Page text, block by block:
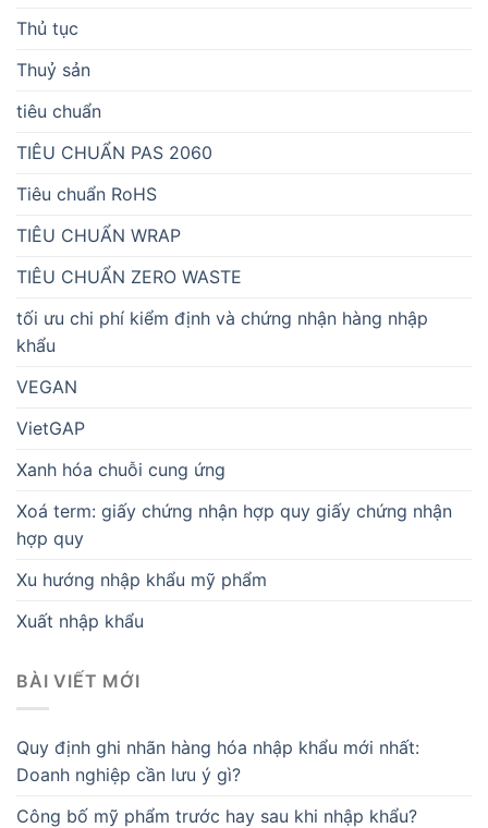
Thủ tục
Thuỷ sản
tiêu chuẩn
TIÊU CHUẨN PAS 2060
Tiêu chuẩn RoHS
TIÊU CHUẨN WRAP
TIÊU CHUẨN ZERO WASTE
tối ưu chi phí kiểm định và chứng nhận hàng nhập
khẩu
VEGAN
VietGAP
Xanh hóa chuỗi cung ứng
Xoá term: giấy chứng nhận hợp quy giấy chứng nhận
hợp quy
Xu hướng nhập khẩu mỹ phẩm
Xuất nhập khẩu
BÀI VIẾT MỚI
Quy định ghi nhãn hàng hóa nhập khẩu mới nhất:
Doanh nghiệp cần lưu ý gì?
Công bố mỹ phẩm trước hay sau khi nhập khẩu?